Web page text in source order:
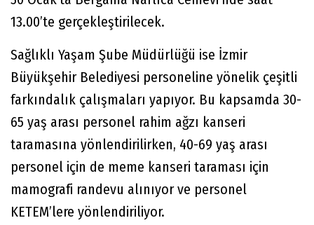
13.00’te gerçekleştirilecek.
Sağlıklı Yaşam Şube Müdürlüğü ise İzmir
Büyükşehir Belediyesi personeline yönelik çeşitli
farkındalık çalışmaları yapıyor. Bu kapsamda 30-
65 yaş arası personel rahim ağzı kanseri
taramasına yönlendirilirken, 40-69 yaş arası
personel için de meme kanseri taraması için
mamografi randevu alınıyor ve personel
KETEM’lere yönlendiriliyor.